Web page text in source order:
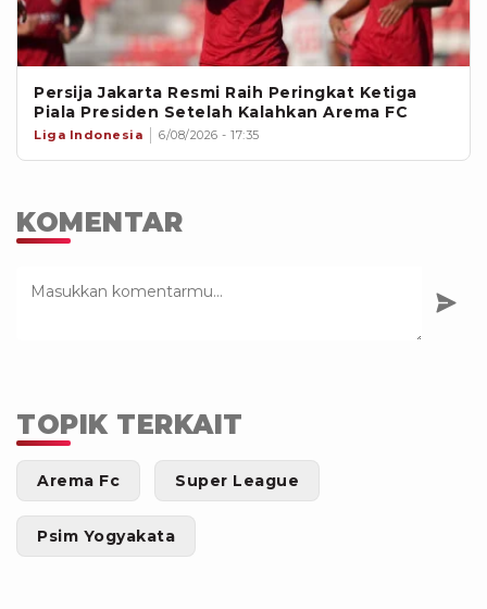
Persija Jakarta Resmi Raih Peringkat Ketiga
Piala Presiden Setelah Kalahkan Arema FC
Liga Indonesia 6/08/2026 - 17:35
KOMENTAR
TOPIK TERKAIT
Arema Fc Super League
Psim Yogyakata